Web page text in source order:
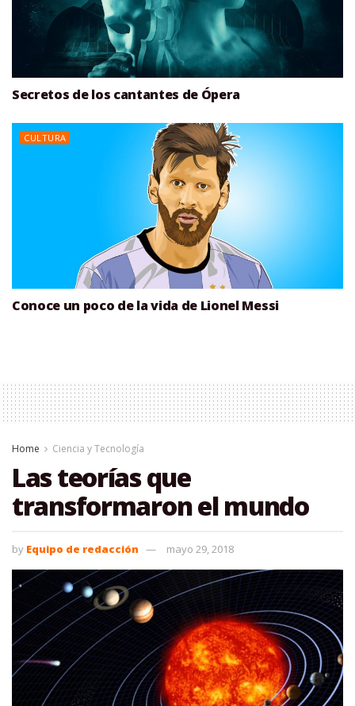
Secretos de los cantantes de Ópera
CULTURA
Conoce un poco de la vida de Lionel Messi
Home Ciencia y Tecnología
Las teorías que
transformaron el mundo
by Equipo de redacción mayo 29, 2018